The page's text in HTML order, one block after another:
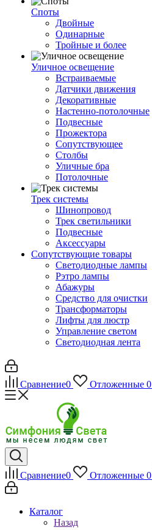
Споты
Двойные
Одинарные
Тройные и более
Уличное освещение
Встраиваемые
Датчики движения
Декоративные
Настенно-потолочные
Подвесные
Прожектора
Сопутствующее
Столбы
Уличные бра
Потолочные
Трек системы
Шинопровод
Трек светильники
Подвесные
Аксессуары
Сопутствующие товары
Светодиодные лампы
Рэтро лампы
Абажуры
Средство для очистки
Трансформаторы
Лифты для люстр
Управление светом
Светодиодная лента
Сравнение0 Отложенные 0
Сравнение0 Отложенные 0
Каталог
Назад